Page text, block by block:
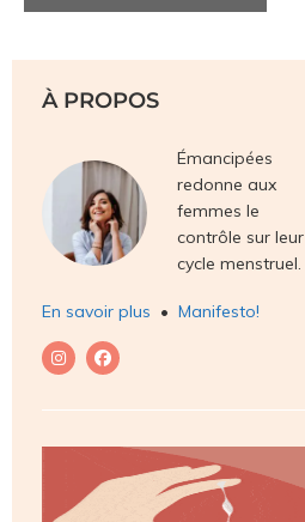
À PROPOS
Émancipées
redonne aux
femmes le
contrôle sur leur
cycle menstruel.
En savoir plus • Manifesto!